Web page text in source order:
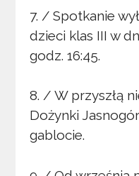
7. / Spotkanie
dzieci klas III w
godz. 16:45.
8. / W przyszłą
Dożynki
gablocie.